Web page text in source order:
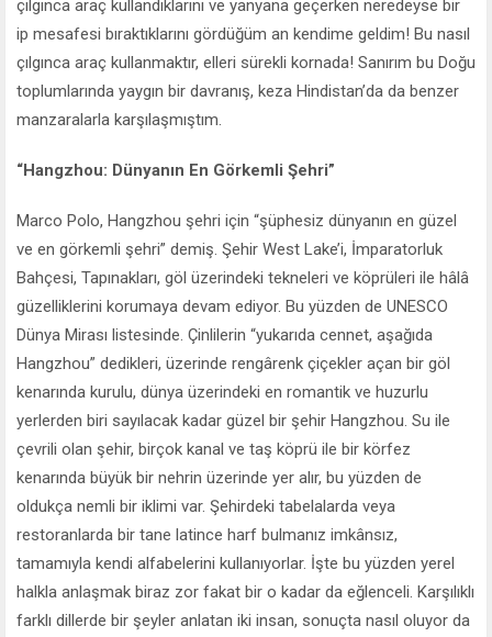
çılgınca araç kullandıklarını ve yanyana geçerken neredeyse bir
ip mesafesi bıraktıklarını gördüğüm an kendime geldim! Bu nasıl
çılgınca araç kullanmaktır, elleri sürekli kornada! Sanırım bu Doğu
toplumlarında yaygın bir davranış, keza Hindistan’da da benzer
manzaralarla karşılaşmıştım.
“Hangzhou: Dünyanın En Görkemli Şehri”
Marco Polo, Hangzhou şehri için “şüphesiz dünyanın en güzel
ve en görkemli şehri” demiş. Şehir West Lake’i, İmparatorluk
Bahçesi, Tapınakları, göl üzerindeki tekneleri ve köprüleri ile hâlâ
güzelliklerini korumaya devam ediyor. Bu yüzden de UNESCO
Dünya Mirası listesinde. Çinlilerin “yukarıda cennet, aşağıda
Hangzhou” dedikleri, üzerinde rengârenk çiçekler açan bir göl
kenarında kurulu, dünya üzerindeki en romantik ve huzurlu
yerlerden biri sayılacak kadar güzel bir şehir Hangzhou. Su ile
çevrili olan şehir, birçok kanal ve taş köprü ile bir körfez
kenarında büyük bir nehrin üzerinde yer alır, bu yüzden de
oldukça nemli bir iklimi var. Şehirdeki tabelalarda veya
restoranlarda bir tane latince harf bulmanız imkânsız,
tamamıyla kendi alfabelerini kullanıyorlar. İşte bu yüzden yerel
halkla anlaşmak biraz zor fakat bir o kadar da eğlenceli. Karşılıklı
farklı dillerde bir şeyler anlatan iki insan, sonuçta nasıl oluyor da